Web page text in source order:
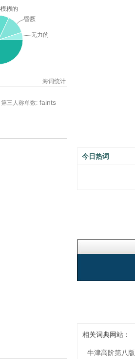
海词统计
模糊的
昏厥
无力的
第三人称单数: faints
今日热词
相关词典网站：
牛津高阶第八版